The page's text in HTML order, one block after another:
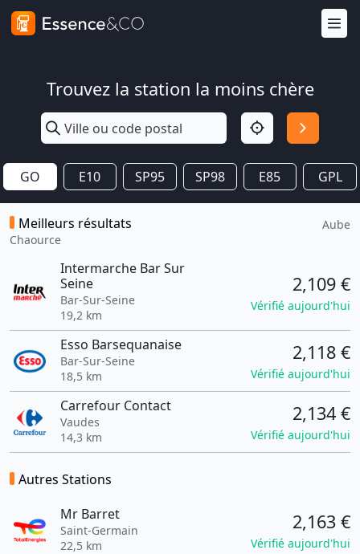
Trouvez la station la moins chère
GO E10 SP95 SP98 E85 GPL
Meilleurs résultats
Chaource
Aube
Intermarche Bar Sur
Seine
Bar-Sur-Seine
19,2 km
2,109 €
Vérifié aujourd'hui
Esso Barsequanaise
Bar-Sur-Seine
18,5 km
2,118 €
Vérifié aujourd'hui
Carrefour Contact
Vaudes
14,3 km
2,134 €
Vérifié aujourd'hui
Autres Stations
Mr Barret
Saint-Germain
22,5 km
2,163 €
Vérifié aujourd'hui